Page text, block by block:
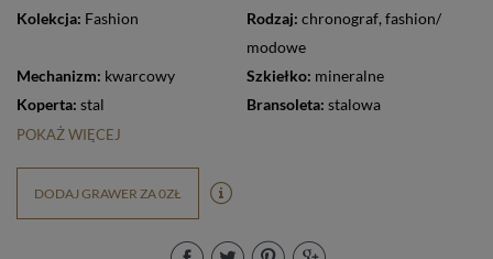
Kolekcja: Fashion Rodzaj: chronograf,
modowe
Mechanizm: kwarcowy Szkiełko: mineralne
Koperta: stal Bransoleta: stalowa
POKAŻ WIĘCEJ
DODAJ GRAWER ZA 0ZŁ